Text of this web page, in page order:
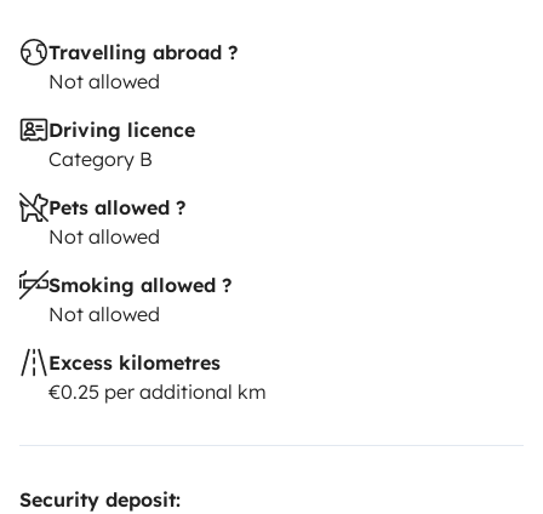
usar cada componente (selector de energía,
calefacción, boiler, etc.).
que te surja durante el viaje.
​¡Es la compañera perfecta para descubrir rincones
increíbles con total independencia! Reserva ahora y
empieza a disfrutar.
Travelling abroad ?
Not allowed
Driving licence
Category B
Pets allowed ?
Not allowed
Smoking allowed ?
Not allowed
Excess kilometres
€0.25 per additional km
Security deposit: